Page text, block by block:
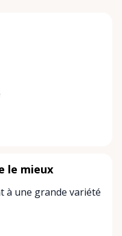
le mieux
à une grande variété